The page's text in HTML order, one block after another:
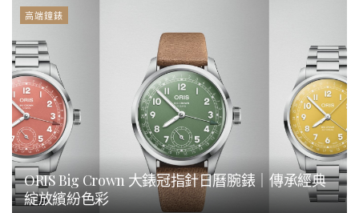
高端鐘錶
ORIS Big Crown 大錶冠指針日曆腕錶｜傳承經典
綻放繽紛色彩